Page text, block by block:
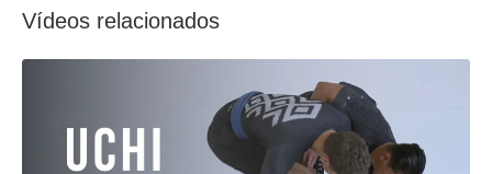
Vídeos relacionados